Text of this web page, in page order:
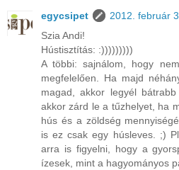
egycsipet
2012. február
Szia Andi!
Hústisztítás: :)))))))))
A többi: sajnálom, hogy
megfelelően. Ha majd
magad, akkor legyél
akkor zárd le a tűzhelyet, ha
hús és a zöldség
is ez csak egy húsleves. ;)
arra is figyelni, hogy a
ízesek, mint a hagyományos